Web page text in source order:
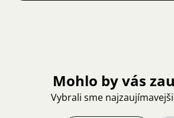
Mohlo by vás
Vybrali sme